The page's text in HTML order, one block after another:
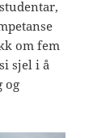
om fem
sjel i å
og